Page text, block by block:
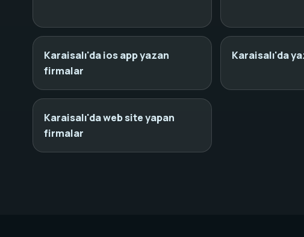
Karaisalı'da ios app yazan
firmalar
Karaisalı'da
Karaisalı'da web site yapan
firmalar